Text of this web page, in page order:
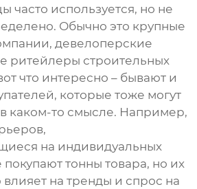
часто используется, но не
Обычно это крупные
девелоперские
ритейлеры строительных
что интересно – бывают и
которые тоже могут
каком-то смысле. Например,
на индивидуальных
тонны товара, но их
на тренды и спрос на